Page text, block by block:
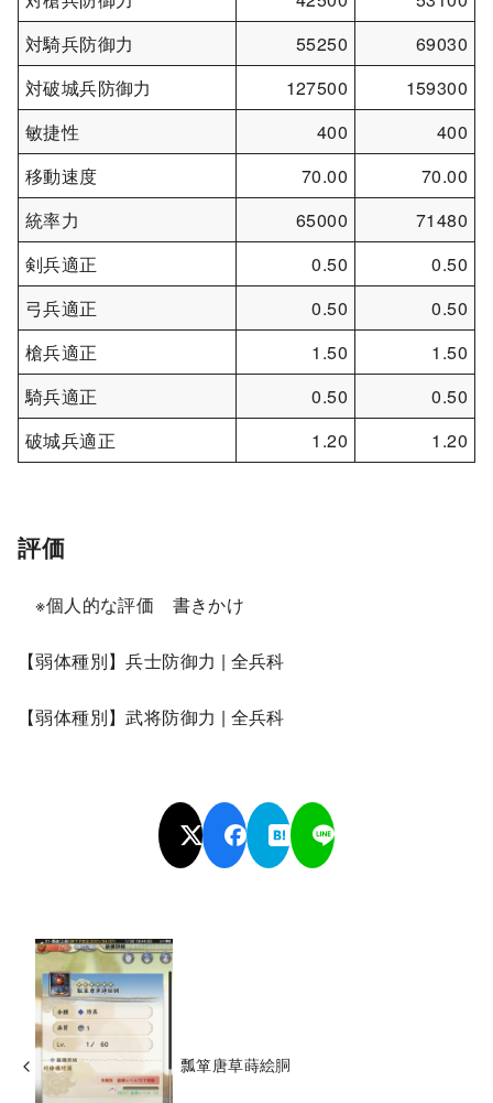
対騎兵防御力
55250
69030
対破城兵防御力
127500
159300
敏捷性
400
400
移動速度
70.00
70.00
統率力
65000
71480
剣兵適正
0.50
0.50
弓兵適正
0.50
0.50
槍兵適正
1.50
1.50
騎兵適正
0.50
0.50
破城兵適正
1.20 1.20
評価
※個人的な評価 書きかけ
【弱体種別】兵士防御力 | 全兵科
【弱体種別】武将防御力 | 全兵科
瓢箪唐草蒔絵胴